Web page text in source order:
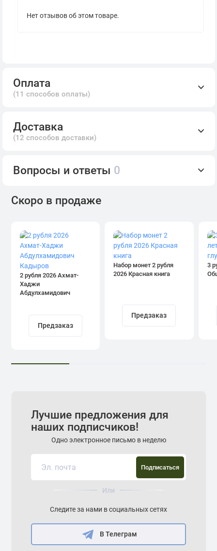
Нет отзывов об этом товаре.
Оплата
(11 способов оплаты)
Доставка
(12 способов доставки)
Вопросы и ответы 0
Скоро в продаже
2 рубля 2026 Ахмат-
Хаджи
Абдулхамидович
Предзаказ
Набор монет 2 рубля
2026 Красная книга
Предзаказ
3
Лучшие предложения для
наших подписчиков!
Одно электронное письмо в неделю
Подписаться
Или
Следите за нами в социальных сетях
В Телеграм